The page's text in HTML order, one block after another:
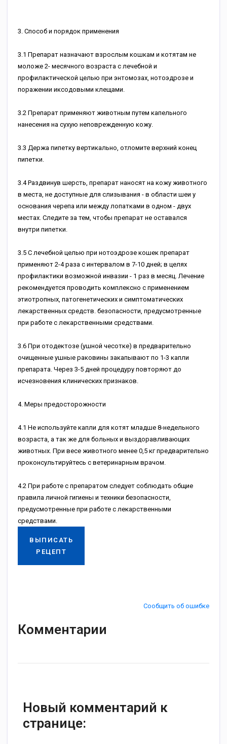
3. Способ и порядок применения
3.1 Препарат назначают взрослым кошкам и котятам не
моложе 2- месячного возраста с лечебной и
профилактической целью при энтомозах, нотоэдрозе и
поражении иксодовыми клещами.
3.2 Препарат применяют животным путем капельного
нанесения на сухую неповрежденную кожу.
3.3 Держа пипетку вертикально, отломите верхний конец
пипетки.
3.4 Раздвинув шерсть, препарат наносят на кожу животного
в места, не доступные для слизывания - в области шеи у
основания черепа или между лопатками в одном - двух
местах. Следите за тем, чтобы препарат не оставался
внутри пипетки.
3.5 C лечебной целью при нотоэдрозе кошек препарат
применяют 2-4 раза с интервалом в 7-10 дней; в целях
профилактики возможной инвазии - 1 раз в месяц. Лечение
рекомендуется проводить комплексно с применением
этиотропных, патогенетических и симптоматических
лекарственных средств. безопасности, предусмотренные
при работе с лекарственными средствами.
3.6 При отодектозе (ушной чесотке) в предварительно
очищенные ушные раковины закапывают по 1-3 капли
препарата. Через 3-5 дней процедуру повторяют до
исчезновения клинических признаков.
4. Меры предосторожности
4.1 Не используйте капли для котят младше 8-недельного
возраста, а так же для больных и выздоравливающих
животных. При весе животного менее 0,5 кг предварительно
проконсультируйтесь с ветеринарным врачом.
4.2 При работе c препаратом следует соблюдать общие
правила личной гигиены и техники безопасности,
предусмотренные при работе с лекарственными
средствами.
ВЫПИСАТЬ
РЕЦЕПТ
Сообщить об ошибке
Комментарии
Новый комментарий к
странице: